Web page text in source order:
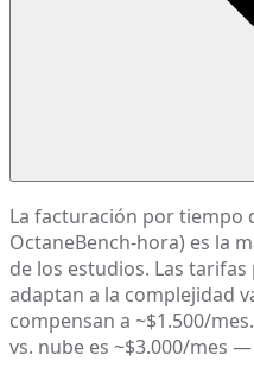
La facturación por tiempo
OctaneBench-hora) es la
de los estudios. Las
adaptan a la complejidad
compensan a ~$1.500/
vs. nube es ~$3.000/mes